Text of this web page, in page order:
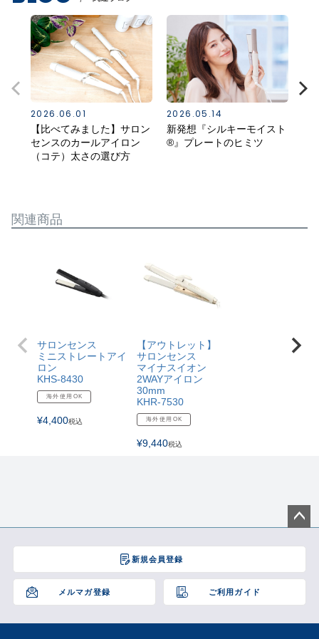
2026.06.01
【比べてみました】サロン
センスのカールアイロン
（コテ）太さの選び方
2026.05.14
新発想『シルキーモイスト
®』プレートのヒミツ
関連商品
サロンセンス
ミニストレートアイ
ロン
KHS-8430
海外使用OK
¥4,400税込
【アウトレット】
サロンセンス
マイナスイオン
2WAYアイロン
30mm
KHR-7530
海外使用OK
¥9,440税込
新規会員登録
メルマガ登録 ご利用ガイド
ジト
へ